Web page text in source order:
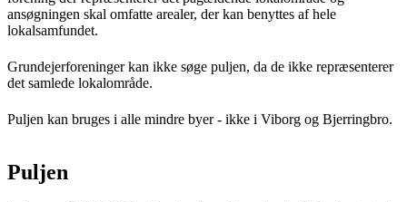
ansøgningen skal omfatte arealer, der kan benyttes af hele
lokalsamfundet.
Grundejerforeninger kan ikke søge puljen, da de ikke repræsenterer
det samlede lokalområde.
Puljen kan bruges i alle mindre byer - ikke i Viborg og Bjerringbro.
Puljen